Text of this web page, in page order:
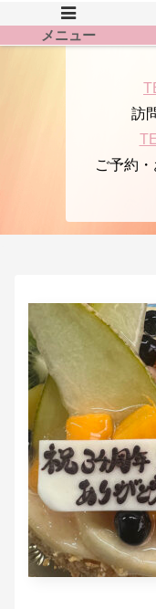
訪
ご予約
メニュー